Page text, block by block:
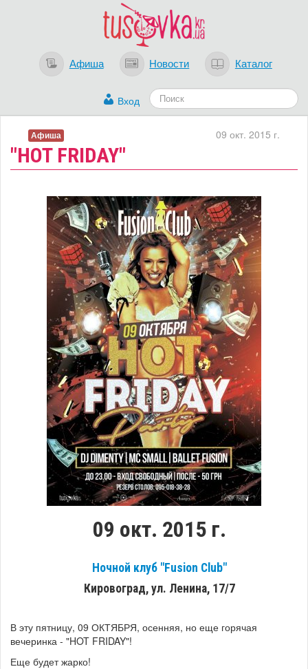
Афиша Новости Каталог
Вход
"HOT FRIDAY"
09 окт. 2015 г.
Афиша
09 окт. 2015 г.
Ночной клуб "Fusion Club"
Кировоград, ул. Ленина, 17/7
В эту пятницу, 09 ОКТЯБРЯ, осенняя, но еще горячая
вечеринка - "HOT FRIDAY"!
Еще будет жарко!